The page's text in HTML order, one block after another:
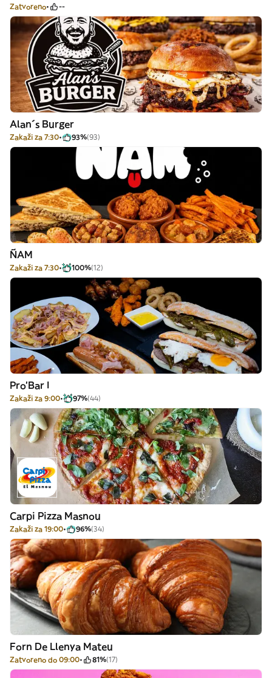
Zatvoreno --
Alan´s Burger
Zakaži za 7:30 93%(93)
ÑAM
Zakaži za 7:30 100%(12)
Pro'Bar I
Zakaži za 9:00 97%(44)
Carpi Pizza Masnou
Zakaži za 19:00 96%(34)
Forn De Llenya Mateu
Zatvoreno do 09:00 81%(17)